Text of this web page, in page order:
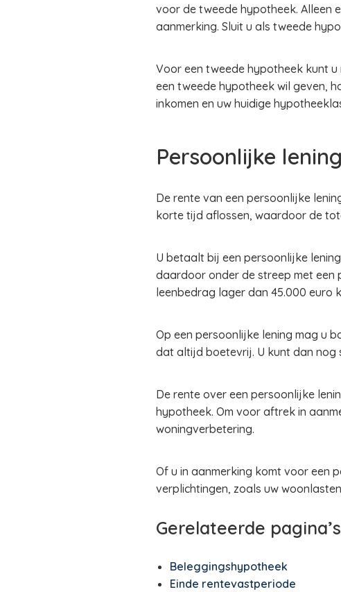
voor de tweede hypotheek. Alleen
aanmerking. Sluit u als tweede
Voor een tweede hypotheek kunt
een tweede hypotheek wil geven,
inkomen en uw huidige
Persoonlijke lening
De rente van een persoonlijke
korte tijd aflossen, waardoor de
U betaalt bij een persoonlijke
daardoor onder de streep met een
leenbedrag lager dan 45.000 euro
Op een persoonlijke lening mag u
dat altijd boetevrij. U kunt dan nog
De rente over een persoonlijke
hypotheek. Om voor aftrek in
woningverbetering.
Of u in aanmerking komt voor een
verplichtingen, zoals uw
Gerelateerde pagina’s
Beleggingshypotheek
Einde rentevastperiode